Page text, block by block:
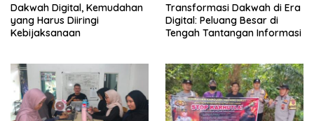
Dakwah Digital, Kemudahan
yang Harus Diiringi
Kebijaksanaan
Transformasi Dakwah di Era
Digital: Peluang Besar di
Tengah Tantangan Informasi